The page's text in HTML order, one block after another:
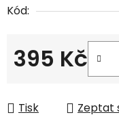
Kód:
395 Kč
Tisk Zeptat